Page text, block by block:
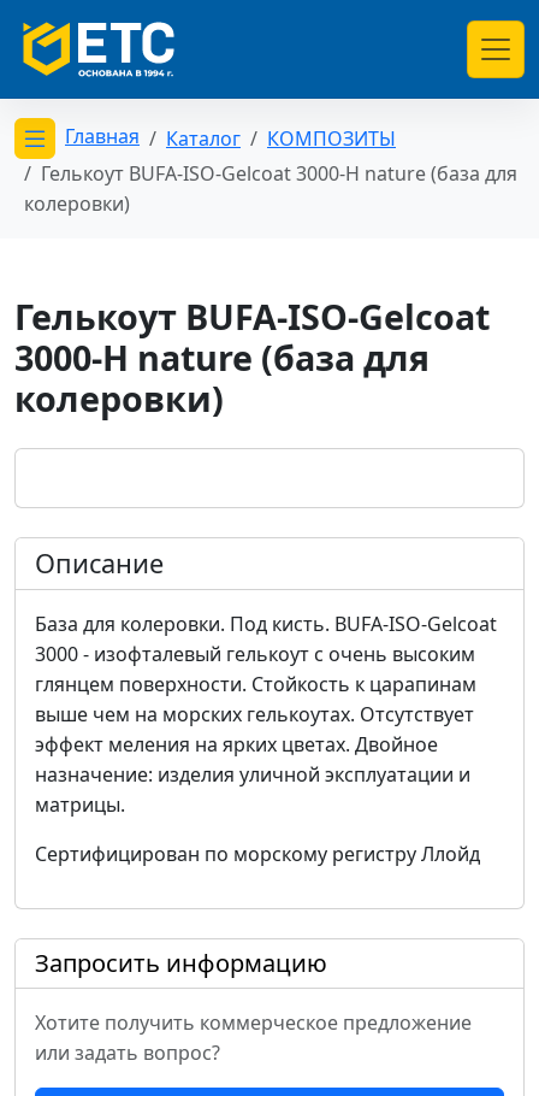
Открыть меню категорий
Главная Каталог
КОМПОЗИТЫ
Гелькоут BUFA-ISO-Gelcoat 3000-H nature (база для
колеровки)
Гелькоут BUFA-ISO-Gelcoat
3000-H nature (база для
колеровки)
Описание
База для колеровки. Под кисть. BUFA-ISO-Gelcoat
3000 - изофталевый гелькоут с очень высоким
глянцем поверхности. Стойкость к царапинам
выше чем на морских гелькоутах. Отсутствует
эффект меления на ярких цветах. Двойное
назначение: изделия уличной эксплуатации и
матрицы.
Сертифицирован по морскому регистру Ллойд
Запросить информацию
Хотите получить коммерческое предложение
или задать вопрос?